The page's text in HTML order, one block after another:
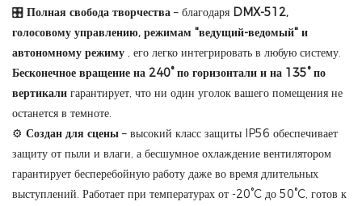
🎛️ Полная свобода творчества – благодаря DMX-512,
голосовому управлению, режимам "ведущий-ведомый" и
автономному режиму , его легко интегрировать в любую систему.
Бесконечное вращение на 240° по горизонтали и на 135° по
вертикали гарантирует, что ни один уголок вашего помещения не
останется в темноте.
⚙️ Создан для сцены – высокий класс защиты IP56 обеспечивает
защиту от пыли и влаги, а бесшумное охлаждение вентилятором
гарантирует бесперебойную работу даже во время длительных
выступлений. Работает при температурах от -20°C до 50°C, готов к